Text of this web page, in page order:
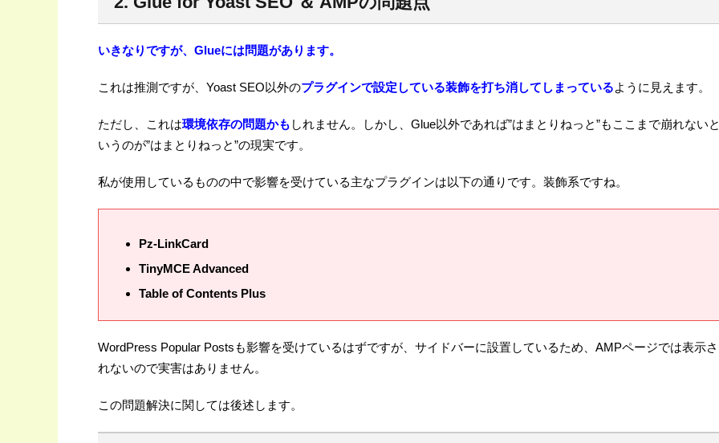
P（Accelerated Mobile Pages）とは？まずは、簡単にAMPについて
説明していきます。ご存知の方は飛ばしてください。1.1. AMPとは？
いきなりですが、Glueには問題があります。
これは推測ですが、Yoast SEO以外のプラグインで設定している装飾を打ち消してしまっているように見えます。
ただし、これは環境依存の問題かも しれません。しかし、Glue以外であれば”はまとりねっと”もここまで崩れない
いうのが”はまとりねっと”の現実です。
私が使用しているものの中で影響を受けている主なプラグインは以下の通りです。装飾系ですね。
Pz-LinkCard
TinyMCE Advanced
Table of Contents Plus
WordPress Popular Postsも影響を受けているはずですが、サイドバーに設置しているため、AMPページでは表示さ
れないので実害はありません。
この問題解決に関しては後述します。